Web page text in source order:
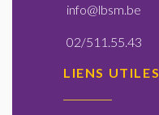
info@lbsm.be
02/511.55.43
LIENS UTILES